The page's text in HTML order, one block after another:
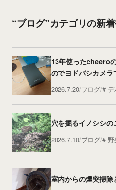
“ブログ”カテゴリの新
13年使ったcheero
のでヨドバシカメラ
2026.7.20 ブログ デ
穴を掘るイノシシの
2026.7.10 ブログ 野
室内からの煙突掃除